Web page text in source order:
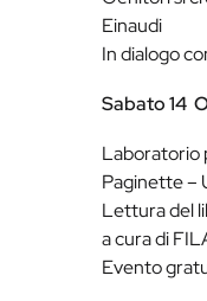
Einaudi
In dialogo
Sabato 14
Laboratorio
Paginette –
Lettura del
a cura di
Evento